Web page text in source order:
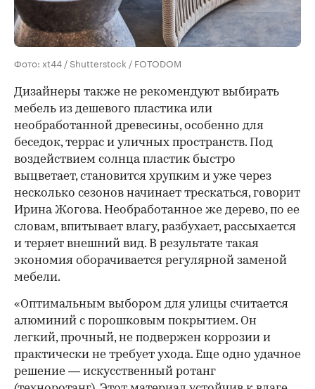
Фото: xt44 / Shutterstock / FOTODOM
Дизайнеры также не рекомендуют выбирать
мебель из дешевого пластика или
необработанной древесины, особенно для
беседок, террас и уличных пространств. Под
воздействием солнца пластик быстро
выцветает, становится хрупким и уже через
несколько сезонов начинает трескаться, говорит
Ирина Жогова. Необработанное же дерево, по ее
словам, впитывает влагу, разбухает, рассыхается
и теряет внешний вид. В результате такая
экономия оборачивается регулярной заменой
мебели.
«Оптимальным выбором для улицы считается
алюминий с порошковым покрытием. Он
легкий, прочный, не подвержен коррозии и
практически не требует ухода. Еще одно удачное
решение — искусственный ротанг